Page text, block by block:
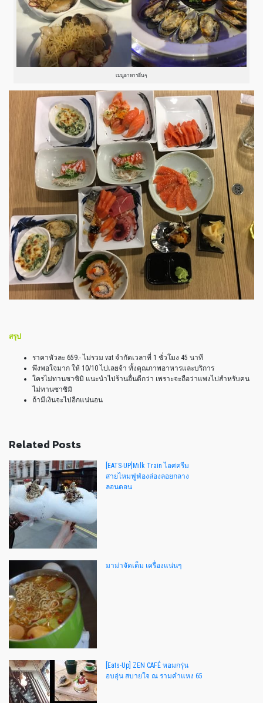
เมนูอาหารอื่นๆ
สรุป
ราคาหัวละ 659.- ไม่รวม vat จำกัดเวลาที่ 1 ชั่วโมง 45 นาที
พึงพอใจมาก ให้ 10/10 ไปเลยจ้า ทั้งคุณภาพอาหารและบริการ
ใครไม่ทานซาซิมิ แนะนำไปร้านอื่นดีกว่า เพราะจะถือว่าแพงไปสำหรับคน
ไม่ทานซาซิมิ
ถ้ามีเงินจะไปอีกแน่นอน
Related Posts
[EATS-UP]Milk Train ไอศครีม
สายไหมฟูฟ่องล่องลอยกลาง
ลอนดอน
มาม่าจัดเต็ม เครื่องแน่นๆ
[Eats-Up] ZEN CAFÉ หอมกรุ่น
อบอุ่น สบายใจ ณ รามคำแหง 65